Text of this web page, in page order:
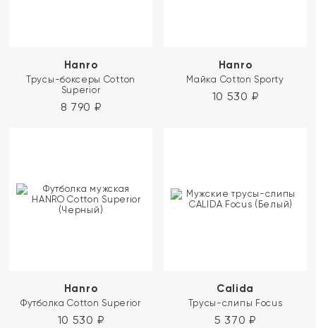
Hanro
Трусы-боксеры Cotton
Superior
8 790 ₽
Hanro
Майка Cotton Sporty
10 530 ₽
Hanro
Футболка Cotton Superior
10 530 ₽
Calida
Трусы-слипы Focus
5 370 ₽